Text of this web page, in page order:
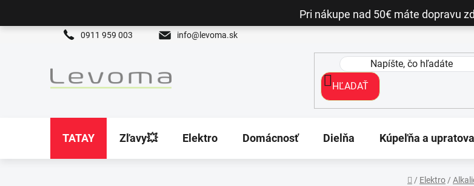
Pri nákupe nad 50€ máte dopravu
0911 959 003 info@levoma.sk
HĽADAŤ
TATAY Zľavy💥 Elektro Domácnosť Dielňa Kúpeľňa a
/ Elektro /